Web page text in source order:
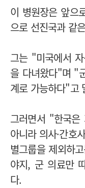
이 병원장은 앞으
으로 선진국과 같
그는 "미국에서
을 다녀왔다"며 "
계로 가능하다"고
그러면서 "한국
아니라 의사·간호
별그룹을 제외하
야지, 군 의료만
다.